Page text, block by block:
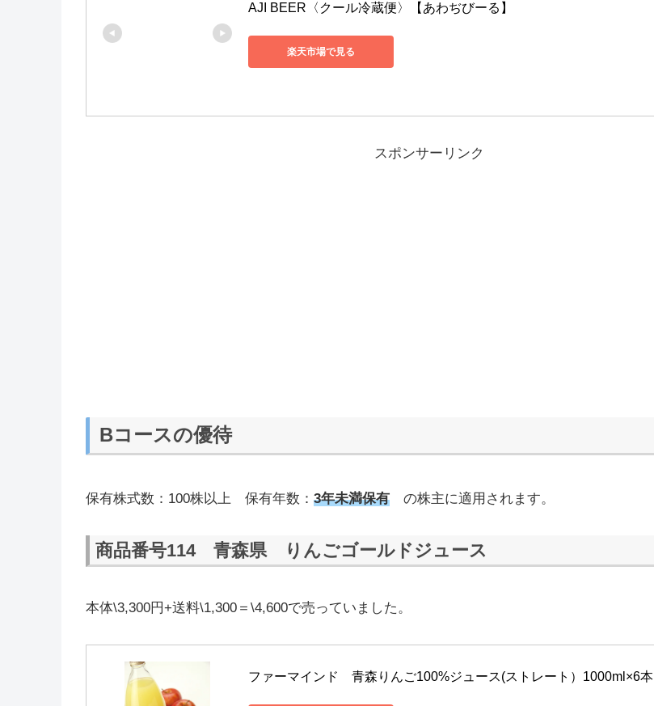
AJI BEER〈クール冷蔵便〉【あわぢびーる】
楽天市場で見る
スポンサーリンク
Bコースの優待
保有株式数：100株以上 保有年数： 3年未満保有 の株主に適用されます。
商品番号114 青森県 りんごゴールドジュース
本体\3,300円+送料\1,300＝\4,600で売っていました。
ファーマインド　青森りんご100%ジュース(ストレート）1000ml×6本